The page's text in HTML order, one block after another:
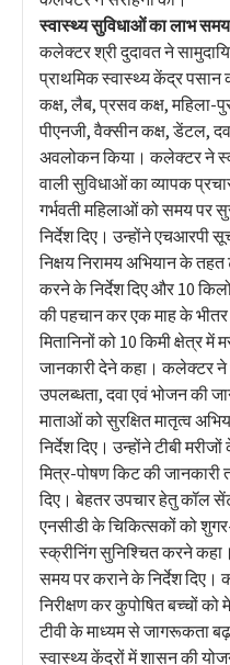
स्वास्थ्य सुविधाओं का लाभ
कलेक्टर श्री दुदावत ने
प्राथमिक स्वास्थ्य केंद्र पसान
कक्ष, लैब, प्रसव कक्ष, महिला-
पीएनजी, वैक्सीन कक्ष, डेंटल,
अवलोकन किया। कलेक्टर ने
वाली सुविधाओं का व्यापक
गर्भवती महिलाओं को समय पर
निर्देश दिए। उन्होंने एचआरपी
निक्षय निरामय अभियान के
करने के निर्देश दिए और 10
की पहचान कर एक माह के भीतर
मितानिनों को 10 किमी क्षेत्र
जानकारी देने कहा। कलेक्टर ने
उपलब्धता, दवा एवं भोजन की
माताओं को सुरक्षित मातृत्व
निर्देश दिए। उन्होंने टीबी
मित्र-पोषण किट की जानकारी
दिए। बेहतर उपचार हेतु कॉल
एनसीडी के चिकित्सकों को
स्क्रीनिंग सुनिश्चित करने
समय पर कराने के निर्देश दिए।
निरीक्षण कर कुपोषित बच्चों
टीवी के माध्यम से जागरूकता
स्वास्थ्य केंद्रों में शासन की